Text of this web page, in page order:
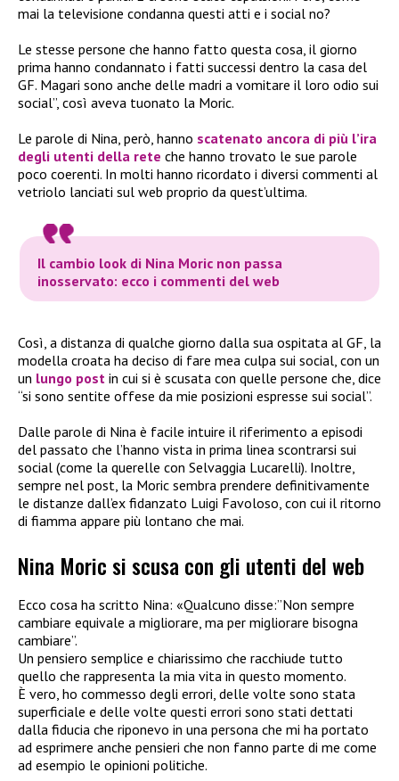
mai la televisione condanna questi atti e i social no?
Le stesse persone che hanno fatto questa cosa, il giorno
prima hanno condannato i fatti successi dentro la casa del
GF. Magari sono anche delle madri a vomitare il loro odio sui
social”, così aveva tuonato la Moric.
Le parole di Nina, però, hanno scatenato ancora di più l’ira
degli utenti della rete che hanno trovato le sue parole
poco coerenti. In molti hanno ricordato i diversi commenti al
vetriolo lanciati sul web proprio da quest’ultima.
Il cambio look di Nina Moric non passa
inosservato: ecco i commenti del web
Così, a distanza di qualche giorno dalla sua ospitata al GF, la
modella croata ha deciso di fare mea culpa sui social, con un
un lungo post in cui si è scusata con quelle persone che, dice
“si sono sentite offese da mie posizioni espresse sui social”.
Dalle parole di Nina è facile intuire il riferimento a episodi
del passato che l’hanno vista in prima linea scontrarsi sui
social (come la querelle con Selvaggia Lucarelli). Inoltre,
sempre nel post, la Moric sembra prendere definitivamente
le distanze dall’ex fidanzato Luigi Favoloso, con cui il ritorno
di fiamma appare più lontano che mai.
Nina Moric si scusa con gli utenti del web
Ecco cosa ha scritto Nina: «Qualcuno disse:”Non sempre
cambiare equivale a migliorare, ma per migliorare bisogna
cambiare”.
Un pensiero semplice e chiarissimo che racchiude tutto
quello che rappresenta la mia vita in questo momento.
È vero, ho commesso degli errori, delle volte sono stata
superficiale e delle volte questi errori sono stati dettati
dalla fiducia che riponevo in una persona che mi ha portato
ad esprimere anche pensieri che non fanno parte di me come
ad esempio le opinioni politiche.